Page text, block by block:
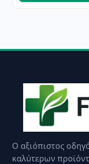
Ο αξιόπιστος
καλύτερων